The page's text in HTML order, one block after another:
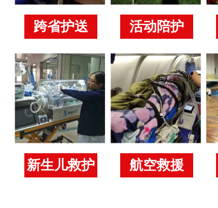
跨省护送 活动陪护
新生儿救护 航空救援